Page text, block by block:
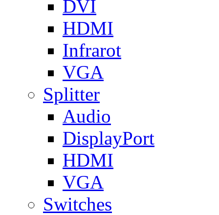
DVI
HDMI
Infrarot
VGA
Splitter
Audio
DisplayPort
HDMI
VGA
Switches